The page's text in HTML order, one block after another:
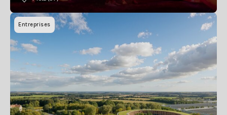
S'abonner
Entreprises